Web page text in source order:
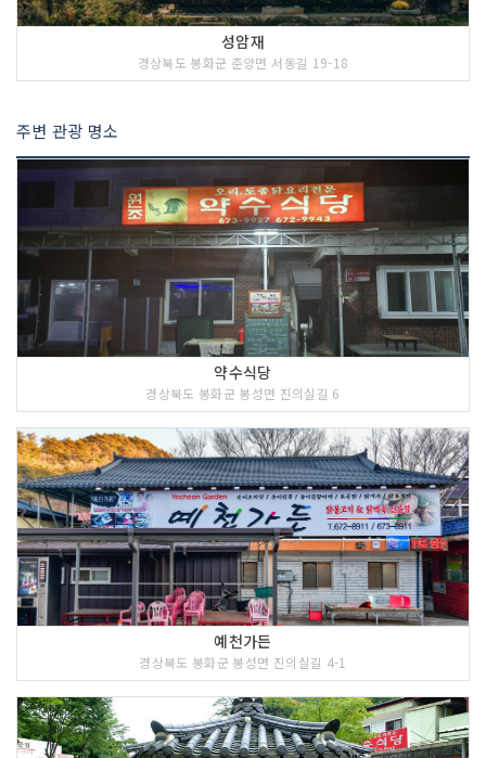
성암재
경상북도 봉화군 춘양면 서동길 19-18
주변 관광 명소
약수식당
경상북도 봉화군 봉성면 진의실길 6
예천가든
경상북도 봉화군 봉성면 진의실길 4-1